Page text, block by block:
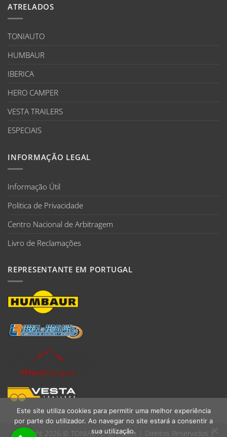
ATRELADOS
TONIAUTO
HUMBAUR
IBERICA
HERO CAMPER
VESTA TRAILERS
ESPECIAIS
INFORMAÇÃO LEGAL
Informação Útil
Politica de Privacidade
Centro Nacional de Arbitragem
Livro de Reclamações
REPRESENTANTE EM PORTUGAL
Copyright 2026 © TONIAUTO atrelados | Direitos Reservados |
Este site utiliza cookies para permitir uma melhor experiência
por parte do utilizador. Ao navegar no site estará a consentir a
sua utilização.